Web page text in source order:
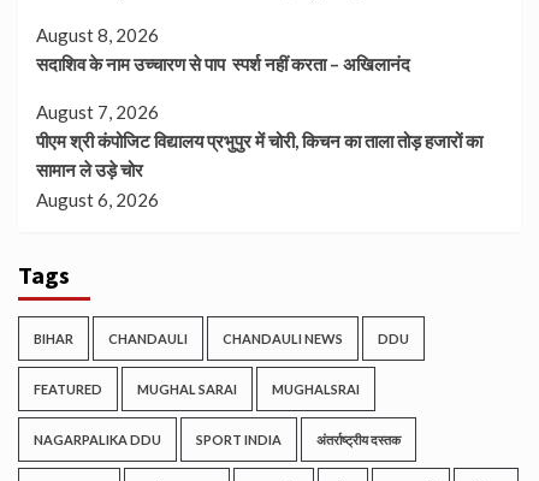
August 8, 2026
सदाशिव के नाम उच्चारण से पाप स्पर्श नहीं करता – अखिलानंद
August 7, 2026
पीएम श्री कंपोजिट विद्यालय प्रभुपुर में चोरी, किचन का ताला तोड़ हजारों का
सामान ले उड़े चोर
August 6, 2026
Tags
BIHAR CHANDAULI CHANDAULI NEWS DDU
FEATURED MUGHAL SARAI MUGHALSRAI
NAGARPALIKA DDU SPORT INDIA अंतर्राष्ट्रीय दस्तक